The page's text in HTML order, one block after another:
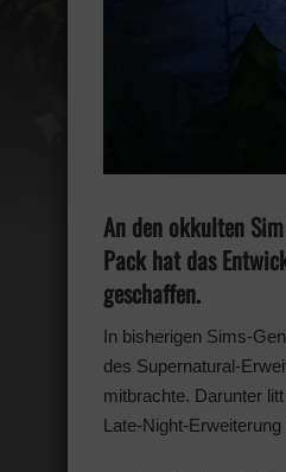
An den okkulten
Pack hat das
geschaffen.
In bisherigen Sims-
des Supernatural-
mitbrachte. Darunter
Late-Night-